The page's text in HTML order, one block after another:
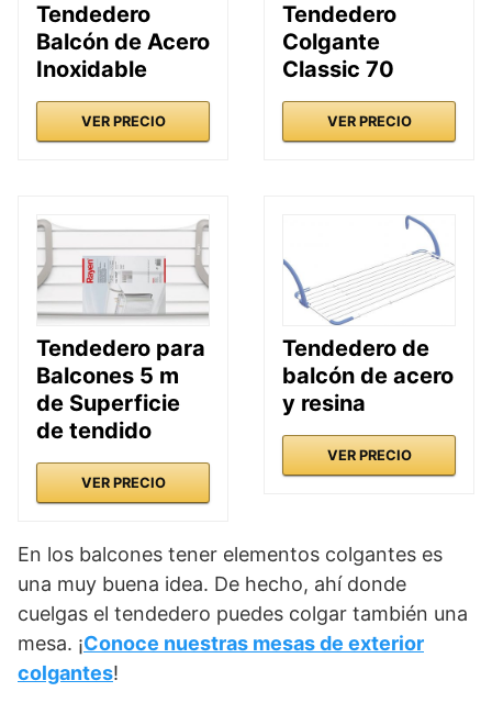
Tendedero
Balcón de Acero
Inoxidable
VER PRECIO
Tendedero
Colgante
Classic 70
VER PRECIO
Tendedero para
Balcones 5 m
de Superficie
de tendido
VER PRECIO
Tendedero de
balcón de acero
y resina
VER PRECIO
En los balcones tener elementos colgantes es
una muy buena idea. De hecho, ahí donde
cuelgas el tendedero puedes colgar también una
mesa. ¡Conoce nuestras mesas de exterior
colgantes!